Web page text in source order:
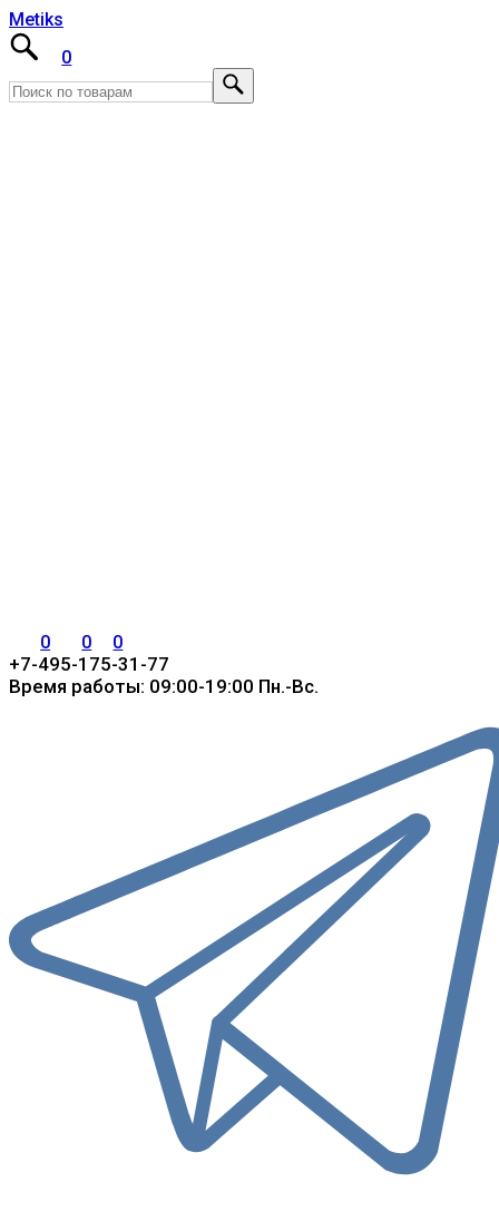
Metiks
0
0 0 0
+7-495-175-31-77
Время работы: 09:00-19:00 Пн.-Вс.